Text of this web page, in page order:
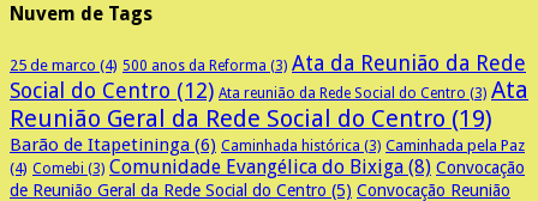
Nuvem de Tags
25 de marco (4) 500 anos da Reforma (3) Ata da Reunião da Rede
Social do Centro (12) Ata reunião da Rede Social do Centro (3) Ata
Reunião Geral da Rede Social do Centro (19)
Barão de Itapetininga (6) Caminhada histórica (3) Caminhada pela Paz
(4) Comebi (3) Comunidade Evangélica do Bixiga (8) Convocação
de Reunião Geral da Rede Social do Centro (5) Convocação Reunião